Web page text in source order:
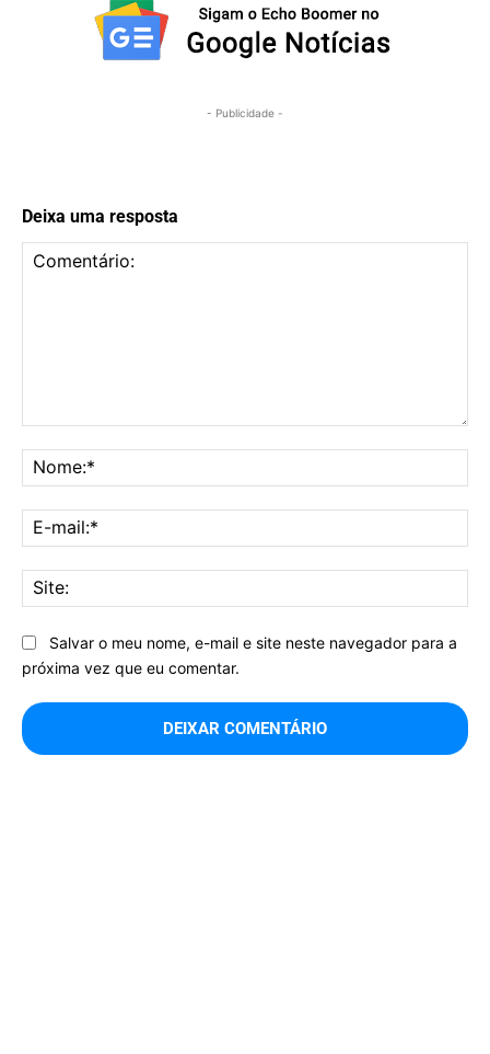
- Publicidade -
Deixa uma resposta
Salvar o meu nome, e-mail e site neste navegador para a
próxima vez que eu comentar.